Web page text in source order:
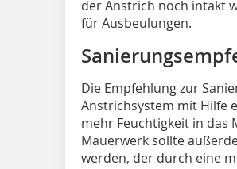
der Anstrich noch intakt
für Ausbeulungen.
Die Empfehlung zur
Anstrichsystem mit Hilfe
mehr Feuchtigkeit in das
Mauerwerk sollte
werden, der durch eine